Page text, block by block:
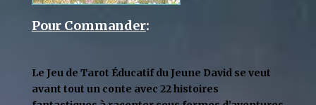
Pour Commander:
Le Jeu de Tarot Éducatif du Jeune David se veut
avant tout un conte avec 22 histoires